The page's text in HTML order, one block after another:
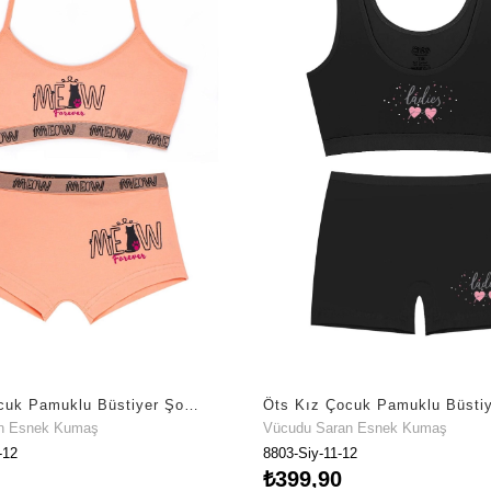
Öts Kız Çocuk Pamuklu Büstiyer Şort Somon Meow Özel Form Korumalı (8804-SOM)
Esnek Kumaş
Vücudu Saran Esnek Kumaş
8803-Siy-11-12
₺399,90